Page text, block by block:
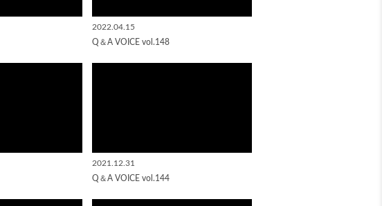
2022.04.15
Q＆A VOICE vol.148
2021.12.31
Q＆A VOICE vol.144